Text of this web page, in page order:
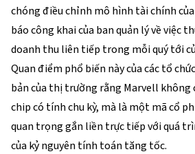
chóng điều chỉnh mô hình tài chính
báo công khai của ban quản lý về việc
doanh thu liên tiếp trong mỗi quý tới
Quan điểm phổ biến này của các tổ
bản của thị trường rằng Marvell
chip có tính chu kỳ, mà là một mã cổ
quan trọng gắn liền trực tiếp với quá
của kỷ nguyên tính toán tăng tốc.